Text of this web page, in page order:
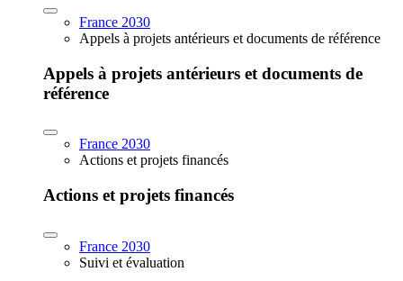
France 2030
Appels à projets antérieurs et documents de référence
Appels à projets antérieurs et documents de
référence
France 2030
Actions et projets financés
Actions et projets financés
France 2030
Suivi et évaluation